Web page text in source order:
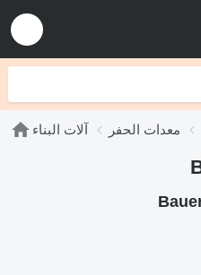
آلات البناء معدات الحفر